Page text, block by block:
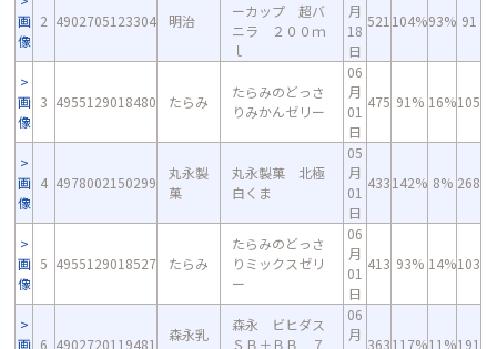
画
像
2 4902705123304 明治
ーカップ 超バ
ニラ ２００ｍ
ｌ
月
18
日
521 104%93% 91
画
像
3 4955129018480 たらみ
たらみのどっさ
りみかんゼリー
06
月
01
日
475 91% 16%105
画
像
4 4978002150299
丸永製
菓
丸永製菓 北極
白くま
05
月
01
日
433142% 8% 268
画
像
5 4955129018527 たらみ
たらみのどっさ
りミックスゼリ
ー
06
月
01
日
413 93% 14%103
画 6 4902720119481
森永乳
森永 ビヒダス
ＳＢ＋ＢＢ ７
06
月
363117%11%191